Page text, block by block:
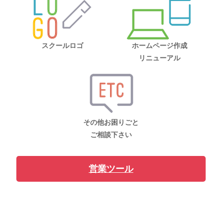
スクールロゴ
ホームページ作成
リニューアル
その他お困りごと
ご相談下さい
営業ツール